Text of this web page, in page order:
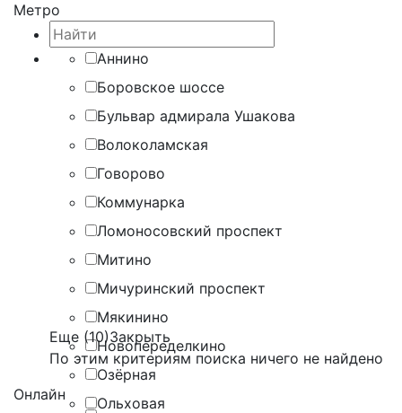
Метро
Аннино
Боровское шоссе
Бульвар адмирала Ушакова
Волоколамская
Говорово
Коммунарка
Ломоносовский проспект
Митино
Мичуринский проспект
Мякинино
Новопеределкино
Озёрная
Ольховая
Еще (10)Закрыть
По этим критериям поиска ничего не найдено
Онлайн